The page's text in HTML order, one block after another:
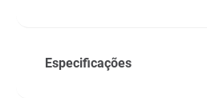
Especificações